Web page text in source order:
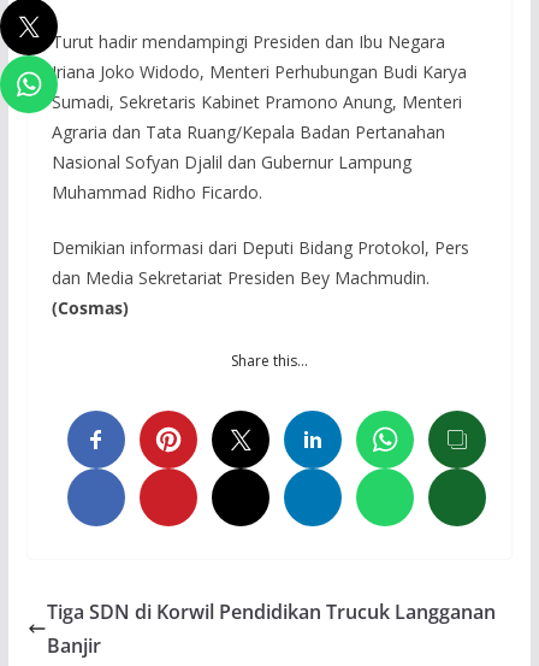
Turut hadir mendampingi Presiden dan Ibu Negara
Iriana Joko Widodo, Menteri Perhubungan Budi Karya
Sumadi, Sekretaris Kabinet Pramono Anung, Menteri
Agraria dan Tata Ruang/Kepala Badan Pertanahan
Nasional Sofyan Djalil dan Gubernur Lampung
Muhammad Ridho Ficardo.
Demikian informasi dari Deputi Bidang Protokol, Pers
dan Media Sekretariat Presiden Bey Machmudin.
(Cosmas)
Share this…
Tiga SDN di Korwil Pendidikan Trucuk Langganan
Banjir